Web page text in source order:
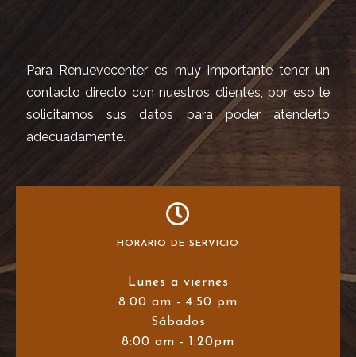
Para Renuevecenter es muy importante tener un
contacto directo con nuestros clientes, por eso le
solicitamos sus datos para poder atenderlo
adecuadamente.
HORARIO DE SERVICIO
Lunes a viernes
8:00 am - 4:50 pm
Sábados
8:00 am - 1:20pm